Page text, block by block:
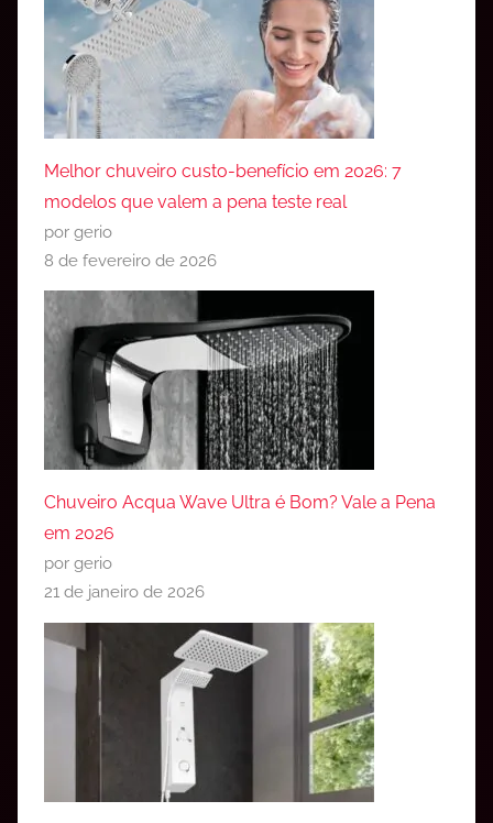
Melhor chuveiro custo-benefício em 2026: 7
modelos que valem a pena teste real
por gerio
8 de fevereiro de 2026
Chuveiro Acqua Wave Ultra é Bom? Vale a Pena
em 2026
por gerio
21 de janeiro de 2026